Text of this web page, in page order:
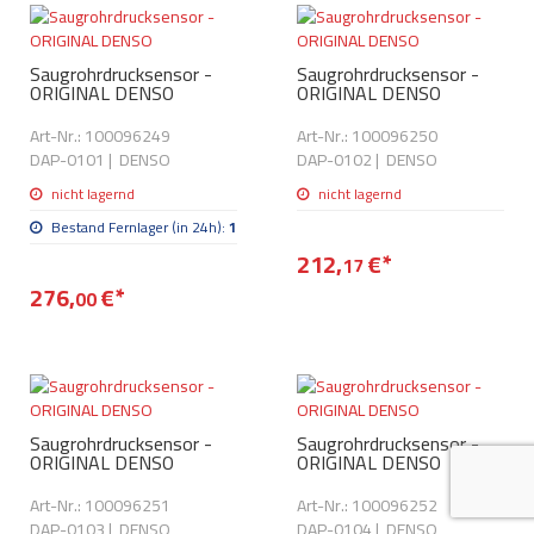
Lecksuchtechnik
Spülung/Reinigung
Werkzeuge & kleine
Lokring
Klimaanlage
Kühlung
Elektrik
Kupplung/-anbauteile
Abgasanlage
Weitere Kategorien
Stecker für
Ersatzeile/Einzelteile
AdBlue
Werkstattausrüstung
Dichtmasse
Öle
ANMELDEN
REGISTRIEREN
MERKZETTEL
zum B2B Shop
für Werkstattkunden
Saugrohrdrucksensor -
ORIGINAL DENSO
Art-Nr.: 100096249
DAP-0101 | DENSO
nicht lagernd
Bestand Fernlager (in 24h):1
276,00€*
Saugrohrdrucksensor -
ORIGINAL DENSO
Art-Nr.: 100096250
DAP-0102| DENSO
nicht lagernd
212,17€*
Saugrohrdrucksensor -
ORIGINAL DENSO
Art-Nr.: 100096251
Saugrohrdrucksensor -
ORIGINAL DENSO
Art-Nr.: 100096252